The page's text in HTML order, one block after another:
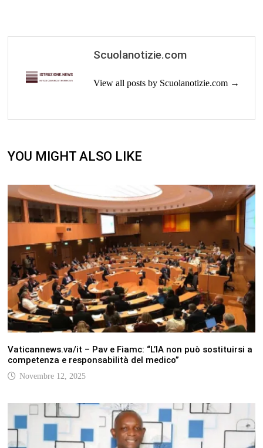
Scuolanotizie.com
View all posts by Scuolanotizie.com →
YOU MIGHT ALSO LIKE
Vaticannews.va/it – Pav e Fiamc: “L’IA non può sostituirsi a
competenza e responsabilità del medico”
Novembre 12, 2025